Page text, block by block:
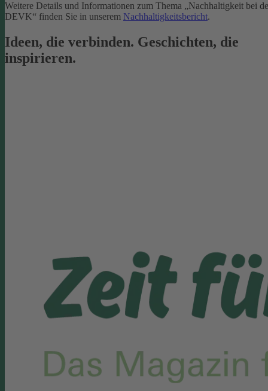
Weitere Details und Informationen zum Thema „Nachhaltigkeit bei
DEVK“ finden Sie in unserem Nachhaltigkeitsbericht.
Ideen, die verbinden. Geschichten, die
inspirieren.